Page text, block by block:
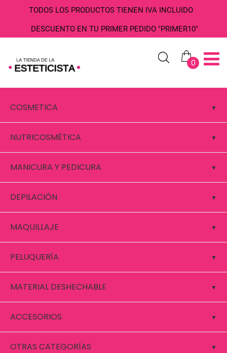
TODOS LOS PRODUCTOS TIENEN IVA INCLUIDO
DESCUENTO EN TU PRIMER PEDIDO "PRIMER10"
0
COSMETICA
NUTRICOSMÉTICA
MANICURA Y PEDICURA
DEPILACIÓN
MAQUILLAJE
PELUQUERÍA
MATERIAL DESHECHABLE
ACCESORIOS
OTRAS CATEGORÍAS